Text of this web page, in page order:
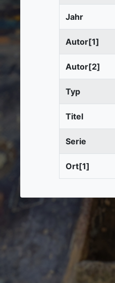
Jahr
Autor[1]
Autor[2]
Typ
Titel
Serie
Ort[1]